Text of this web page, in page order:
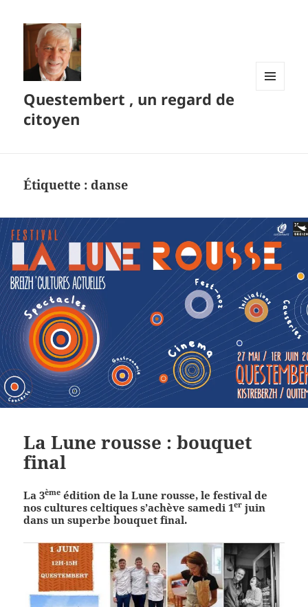
Questembert , un regard de
citoyen
Étiquette :danse
La Lune rousse : bouquet
final
La 3ème édition de la Lune rousse, le festival de
nos cultures celtiques s’achève samedi 1er juin
dans un superbe bouquet final.